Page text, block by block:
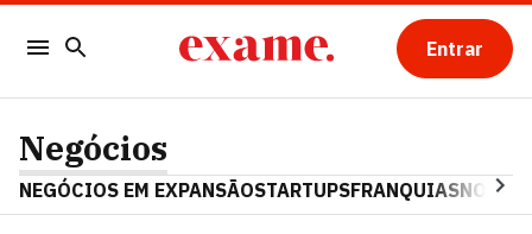
Entrar
Negócios
NEGÓCIOS EM EXPANSÃOSTARTUPSFRANQUIAS